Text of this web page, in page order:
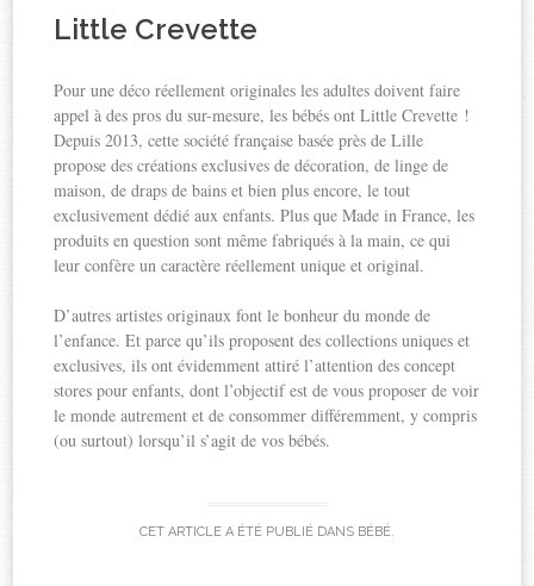
Little Crevette
Pour une déco réellement originales les adultes doivent faire
appel à des pros du sur-mesure, les bébés ont Little Crevette !
Depuis 2013, cette société française basée près de Lille
propose des créations exclusives de décoration, de linge de
maison, de draps de bains et bien plus encore, le tout
exclusivement dédié aux enfants. Plus que Made in France, les
produits en question sont même fabriqués à la main, ce qui
leur confère un caractère réellement unique et original.
D’autres artistes originaux font le bonheur du monde de
l’enfance. Et parce qu’ils proposent des collections uniques et
exclusives, ils ont évidemment attiré l’attention des concept
stores pour enfants, dont l’objectif est de vous proposer de voir
le monde autrement et de consommer différemment, y compris
(ou surtout) lorsqu’il s’agit de vos bébés.
CET ARTICLE A ÉTÉ PUBLIÉ DANS BÉBÉ.